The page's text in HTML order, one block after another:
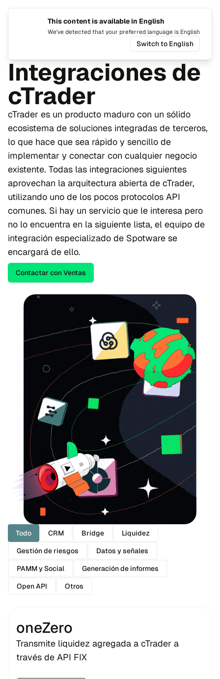
Integraciones de
cTrader
cTrader es un producto maduro con un sólido
ecosistema de soluciones integradas de terceros,
lo que hace que sea rápido y sencillo de
implementar y conectar con cualquier negocio
existente. Todas las integraciones siguientes
aprovechan la arquitectura abierta de cTrader,
utilizando uno de los pocos protocolos API
comunes. Si hay un servicio que le interesa pero
no lo encuentra en la siguiente lista, el equipo de
integración especializado de Spotware se
encargará de ello.
Contactar con Ventas
Todo CRM Bridge
Liquidez
Gestión de riesgos
Datos y señales
PAMM y Social
Generación de informes
Open API
Otros
oneZero
Transmite liquidez agregada a cTrader a
través de API FIX
This content is available in English
We've detected that your preferred language is English
Switch to English